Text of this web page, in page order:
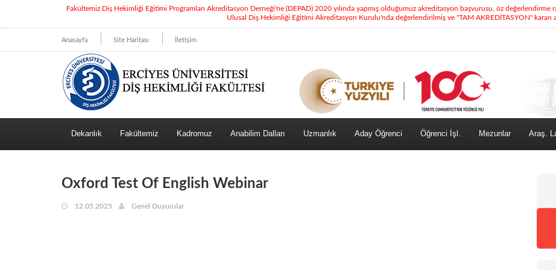
Fakültemiz Diş Hekimliği Eğitimi Programları Akreditasyon Derneği'ne (DEPAD) 2020 yılında yapmış olduğumuz akreditasyon başvurusu, öz değerlendirme
Ulusal Diş Hekimliği Eğitimi Akreditasyon Kurulu'nda değerlendirilmiş ve "TAM AKREDİTASYON" kararı
Anasayfa Site Haritası İletişim
Dekanlık Fakültemiz Kadromuz Anabilim Dalları Uzmanlık Aday Öğrenci Öğrenci İşl. Mezunlar Araş.
Oxford Test Of English Webinar
12.05.2025 Genel Duyurular